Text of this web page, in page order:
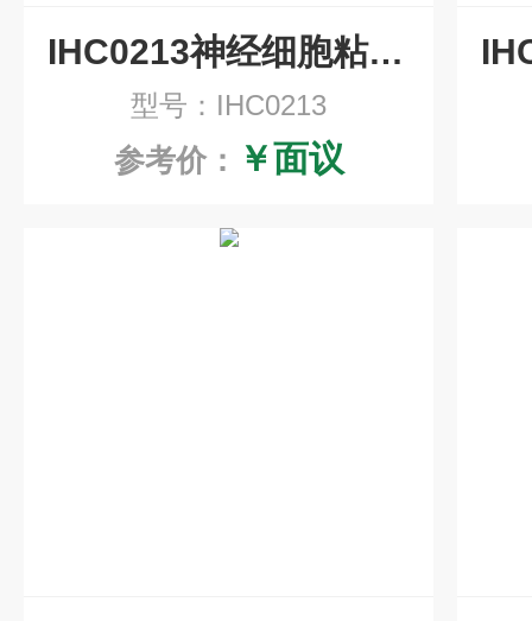
IHC0213神经细胞粘附分子1重组兔单抗即用型免疫组化试剂盒
型号：IHC0213
参考价： ￥面议